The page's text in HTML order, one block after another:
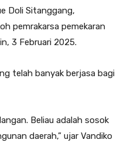
Doli Sitanggang,
pemrakarsa pemekaran
3 Februari 2025.
telah banyak berjasa bagi
Beliau adalah sosok
daerah,” ujar Vandiko